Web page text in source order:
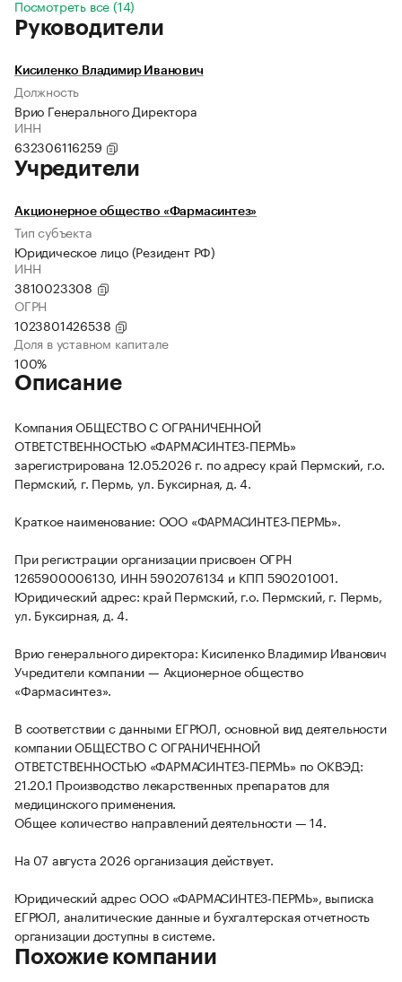
Посмотреть все (14)
Руководители
Кисиленко Владимир Иванович
Должность
Врио Генерального Директора
ИНН
632306116259
Учредители
Акционерное общество «Фармасинтез»
Тип субъекта
Юридическое лицо (Резидент РФ)
ИНН
3810023308
ОГРН
1023801426538
Доля в уставном капитале
100%
Описание
Компания ОБЩЕСТВО С ОГРАНИЧЕННОЙ
ОТВЕТСТВЕННОСТЬЮ «ФАРМАСИНТЕЗ-ПЕРМЬ»
зарегистрирована 12.05.2026 г. по адресу край Пермский, г.о.
Пермский, г. Пермь, ул. Буксирная, д. 4.
Краткое наименование: ООО «ФАРМАСИНТЕЗ-ПЕРМЬ».
При регистрации организации присвоен ОГРН
1265900006130, ИНН 5902076134 и КПП 590201001.
Юридический адрес: край Пермский, г.о. Пермский, г. Пермь,
ул. Буксирная, д. 4.
Врио генерального директора: Кисиленко Владимир Иванович
Учредители компании — Акционерное общество
«Фармасинтез».
В соответствии с данными ЕГРЮЛ, основной вид деятельности
компании ОБЩЕСТВО С ОГРАНИЧЕННОЙ
ОТВЕТСТВЕННОСТЬЮ «ФАРМАСИНТЕЗ-ПЕРМЬ» по ОКВЭД:
21.20.1 Производство лекарственных препаратов для
медицинского применения.
Общее количество направлений деятельности — 14.
На 07 августа 2026 организация действует.
Юридический адрес ООО «ФАРМАСИНТЕЗ-ПЕРМЬ», выписка
ЕГРЮЛ, аналитические данные и бухгалтерская отчетность
организации доступны в системе.
Похожие компании